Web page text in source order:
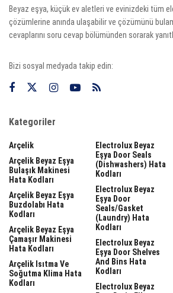
Beyaz eşya, küçük ev aletleri ve evinizdeki tüm
çözümlerine anında ulaşabilir ve çözümünü
cevaplarını soru cevap bölümünden sorarak
Bizi sosyal medyada takip edin:
Kategoriler
Arçelik
Arçelik Beyaz Eşya
Bulaşık Makinesi
Hata Kodları
Arçelik Beyaz Eşya
Buzdolabı Hata
Kodları
Arçelik Beyaz Eşya
Çamaşır Makinesi
Hata Kodları
Arçelik Isıtma Ve
Soğutma Klima Hata
Kodları
Electrolux Beyaz
Eşya Door Seals
(dishwashers) Hata
Kodları
Electrolux Beyaz
Eşya Door
Seals/gasket
(laundry) Hata
Kodları
Electrolux Beyaz
Eşya Door Shelves
And Bins Hata
Kodları
Electrolux Beyaz